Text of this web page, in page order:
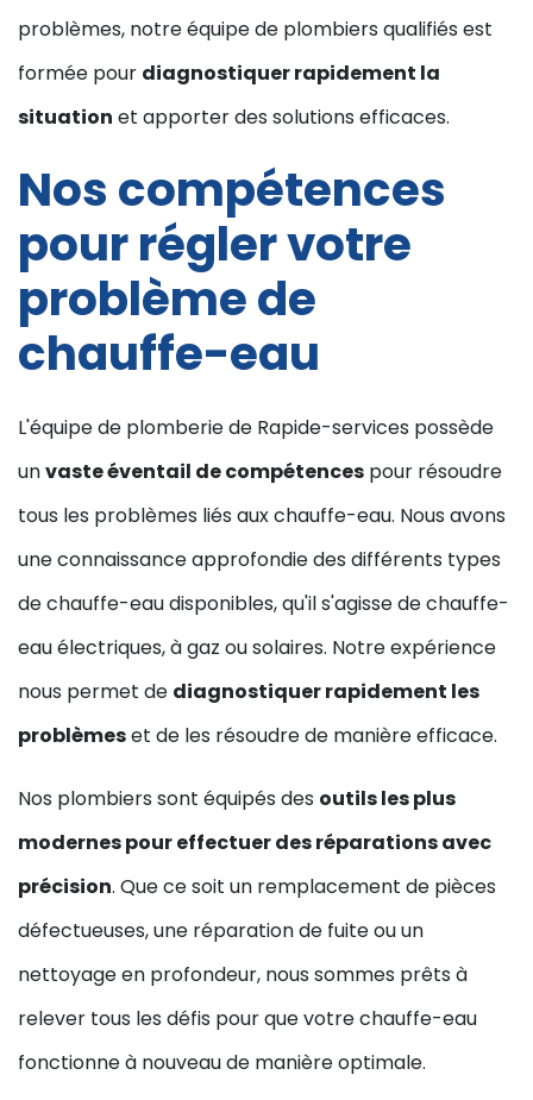
problèmes, notre équipe de plombiers qualifiés est
formée pour diagnostiquer rapidement la
situation et apporter des solutions efficaces.
Nos compétences
pour régler votre
problème de
chauffe-eau
L'équipe de plomberie de Rapide-services possède
unvaste éventail de compétences pour résoudre
tous les problèmes liés aux chauffe-eau. Nous avons
une connaissance approfondie des différents types
de chauffe-eau disponibles, qu'il s'agisse de chauffe-
eau électriques, à gaz ou solaires. Notre expérience
nous permet de diagnostiquer rapidement les
problèmeset de les résoudre de manière efficace.
Nos plombiers sont équipés des outils les plus
modernes pour effectuer des réparations avec
précision. Que ce soit un remplacement de pièces
défectueuses, une réparation de fuite ou un
nettoyage en profondeur, nous sommes prêts à
relever tous les défis pour que votre chauffe-eau
fonctionne à nouveau de manière optimale.